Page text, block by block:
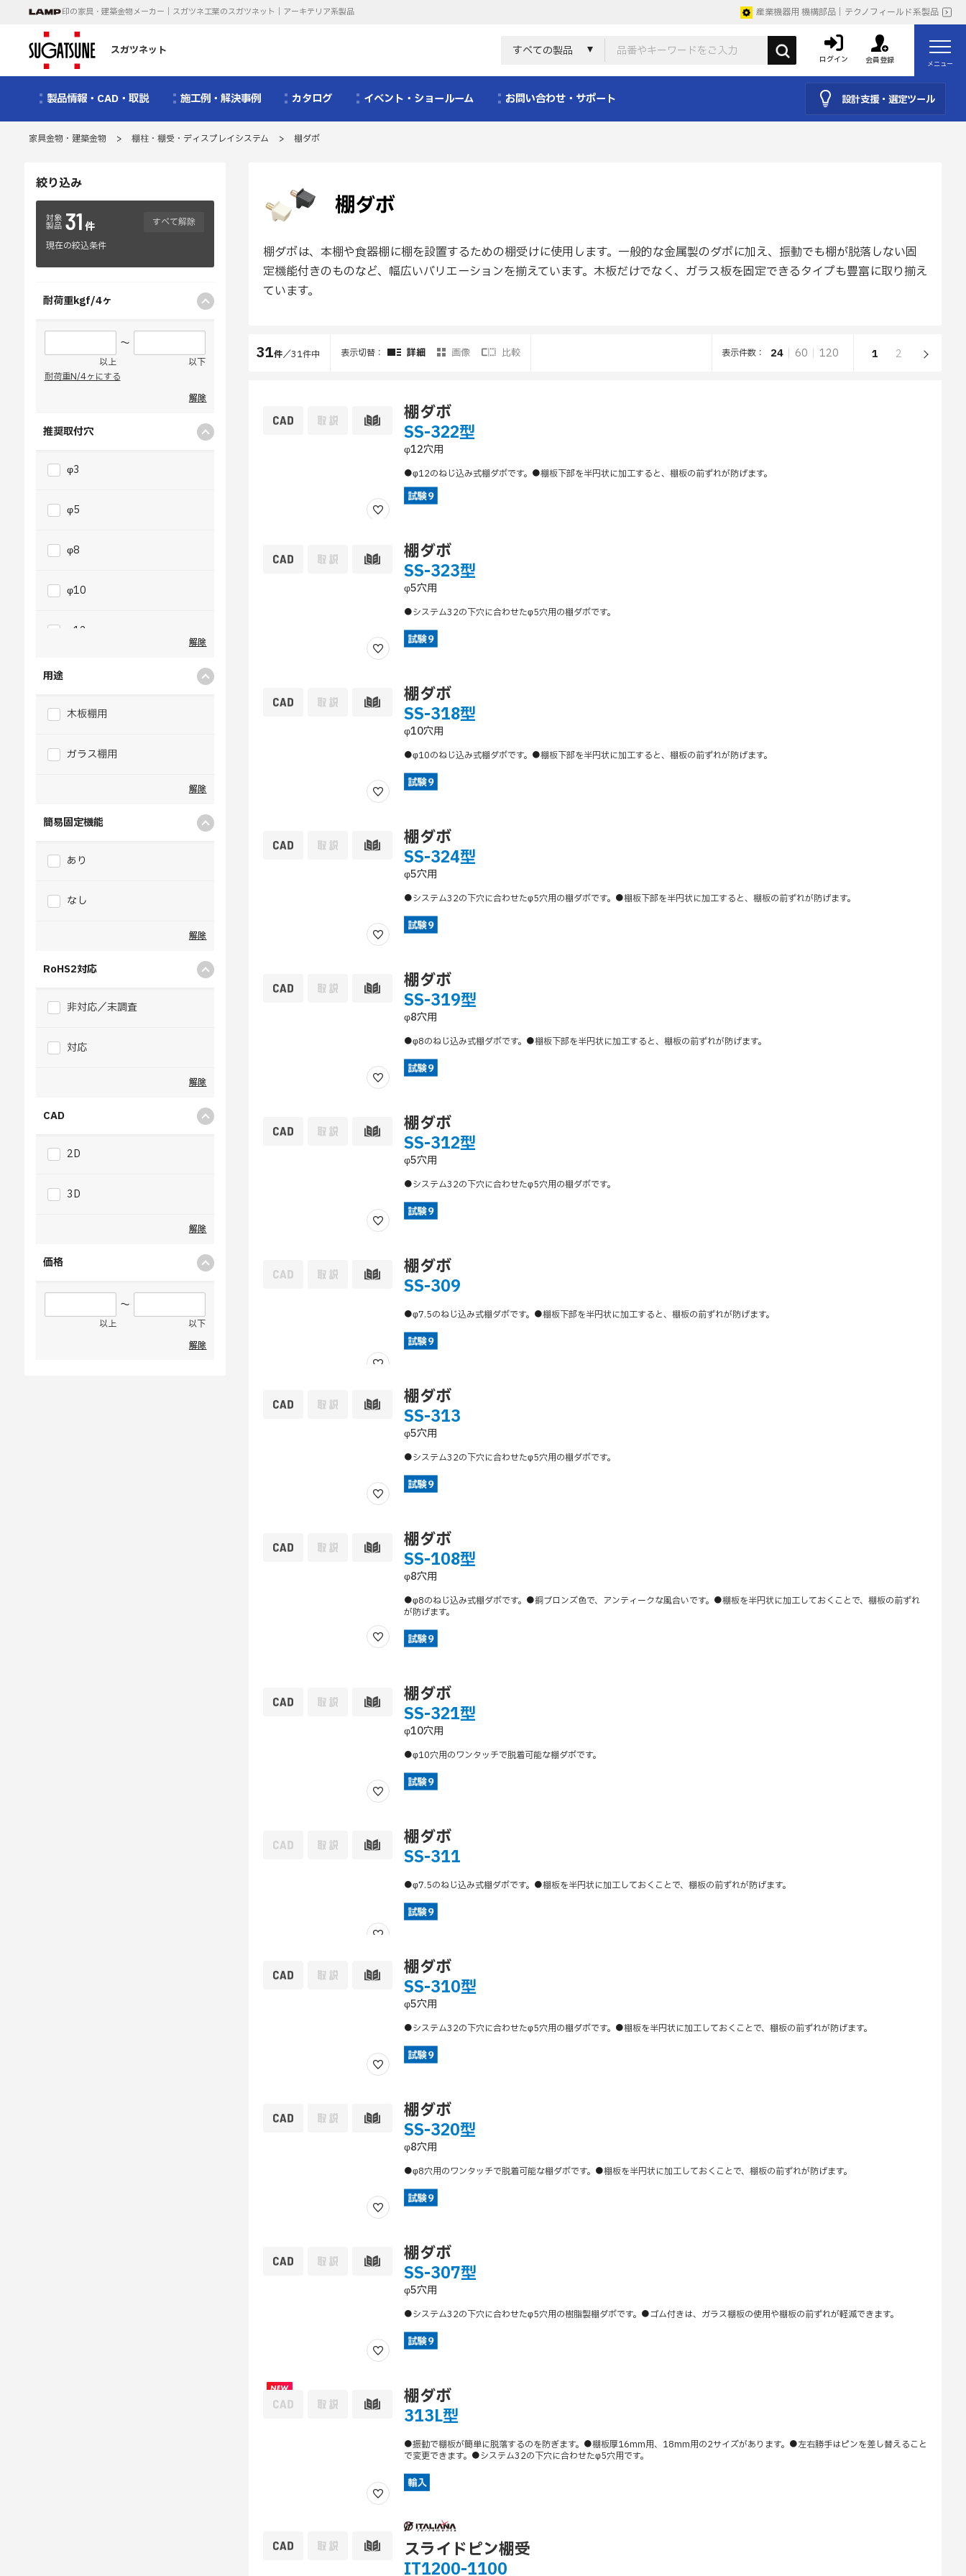
印の家具・建築金物メーカー｜スガツネ工業のスガツネット｜アーキテリア系製品 産業機器用 機構部品｜テクノフィールド系製品
スガツネット すべての製品
ログイン 会員登録 メニュー
製品情報・CAD・取説 施工例・解決事例 カタログ イベント・ショールーム お問い合わせ・サポート 設計支援・選定ツール
家具金物・建築金物 > 棚柱・棚受・ディスプレイシステム > 棚ダボ
絞り込み
対象
製品 31件
すべて解除
現在の絞込条件
耐荷重kgf/4ヶ
以上
～
以下
耐荷重N/4ヶにする
解除
推奨取付穴
φ3
φ5
φ8
φ10
φ12
解除
用途
木板棚用
ガラス棚用
解除
簡易固定機能
あり
なし
解除
RoHS2対応
非対応／未調査
対応
解除
CAD
2D
3D
解除
価格
以上
～
以下
解除
棚ダボ
棚ダボは、本棚や食器棚に棚を設置するための棚受けに使用します。一般的な金属製のダボに加え、振動でも棚が脱落しない固
定機能付きのものなど、幅広いバリエーションを揃えています。木板だけでなく、ガラス板を固定できるタイプも豊富に取り揃え
ています。
31件／31件中 表示切替： 詳細 画像 比較 表示件数： 24 60 120 1 2
棚ダボ
SS-322型
φ12穴用
●φ12のねじ込み式棚ダボです。●棚板下部を半円状に加工すると、棚板の前ずれが防げます。
棚ダボ
SS-323型
φ5穴用
●システム32の下穴に合わせたφ5穴用の棚ダボです。
棚ダボ
SS-318型
φ10穴用
●φ10のねじ込み式棚ダボです。●棚板下部を半円状に加工すると、棚板の前ずれが防げます。
棚ダボ
SS-324型
φ5穴用
●システム32の下穴に合わせたφ5穴用の棚ダボです。●棚板下部を半円状に加工すると、棚板の前ずれが防げます。
棚ダボ
SS-319型
φ8穴用
●φ8のねじ込み式棚ダボです。●棚板下部を半円状に加工すると、棚板の前ずれが防げます。
棚ダボ
SS-312型
φ5穴用
●システム32の下穴に合わせたφ5穴用の棚ダボです。
棚ダボ
SS-309
●φ7.5のねじ込み式棚ダボです。●棚板下部を半円状に加工すると、棚板の前ずれが防げます。
棚ダボ
SS-313
φ5穴用
●システム32の下穴に合わせたφ5穴用の棚ダボです。
棚ダボ
SS-108型
φ8穴用
●φ8のねじ込み式棚ダボです。●銅ブロンズ色で、アンティークな風合いです。●棚板を半円状に加工しておくことで、棚板の前ずれ
が防げます。
棚ダボ
SS-321型
φ10穴用
●φ10穴用のワンタッチで脱着可能な棚ダボです。
棚ダボ
SS-311
●φ7.5のねじ込み式棚ダボです。●棚板を半円状に加工しておくことで、棚板の前ずれが防げます。
棚ダボ
SS-310型
φ5穴用
●システム32の下穴に合わせたφ5穴用の棚ダボです。●棚板を半円状に加工しておくことで、棚板の前ずれが防げます。
棚ダボ
SS-320型
φ8穴用
●φ8穴用のワンタッチで脱着可能な棚ダボです。●棚板を半円状に加工しておくことで、棚板の前ずれが防げます。
棚ダボ
SS-307型
φ5穴用
●システム32の下穴に合わせたφ5穴用の樹脂製棚ダボです。●ゴム付きは、ガラス棚板の使用や棚板の前ずれが軽減できます。
棚ダボ
313L型
●振動で棚板が簡単に脱落するのを防ぎます。●棚板厚16mm用、18mm用の2サイズがあります。●左右勝手はピンを差し替えること
で変更できます。●システム32の下穴に合わせたφ5穴用です。
スライドピン棚受
IT1200-1100